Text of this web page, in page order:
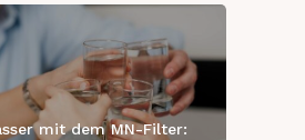
mit dem MN-Filter: